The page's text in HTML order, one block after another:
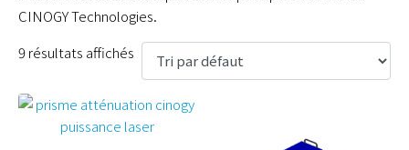
CINOGY Technologies.
9 résultats affichés